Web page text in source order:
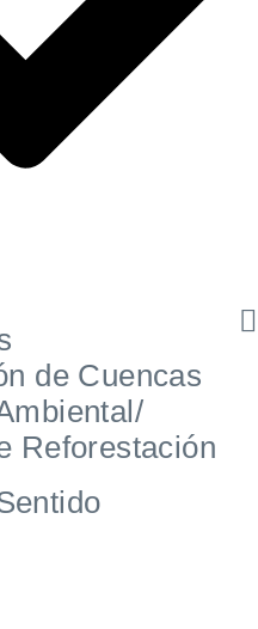
de Cuencas
Reforestación